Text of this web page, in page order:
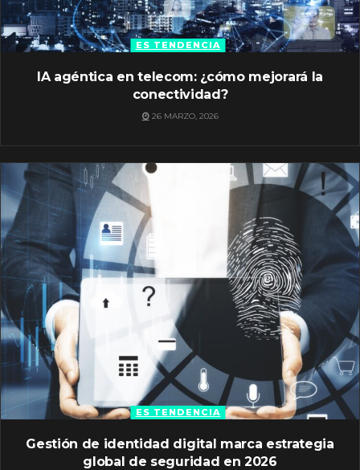
ES TENDENCIA
IA agéntica en telecom: ¿cómo mejorará la
conectividad?
26 MARZO, 2026
ES TENDENCIA
Gestión de identidad digital marca estrategia
global de seguridad en 2026